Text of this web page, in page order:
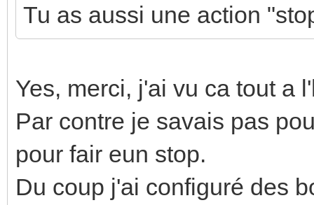
Tu as aussi une action
Yes, merci, j'ai vu ca tout a
Par contre je savais pas
pour fair eun stop.
Du coup j'ai configuré des